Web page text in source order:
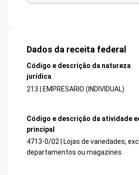
Dados da receita federal
Código e descrição da natureza
jurídica
213 | EMPRESARIO (INDIVIDUAL)
Código e descrição da atividade
principal
4713-0/02 | Lojas de variedades,
departamentos ou magazines